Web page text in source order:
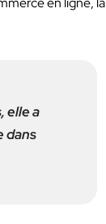
elle a
dans